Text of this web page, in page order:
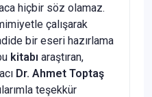
hiçbir söz olamaz.
çalışarak
bir eseri hazırlama
kitabı araştıran,
Dr. Ahmet Toptaş
teşekkür